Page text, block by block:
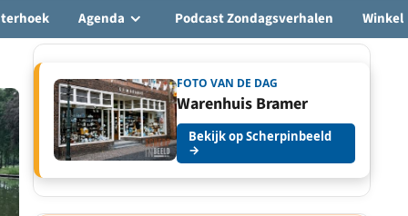
Agenda Podcast Zondagsverhalen Winkel
FOTO VAN DE DAG
Warenhuis Bramer
Bekijk op Scherpinbeeld
→